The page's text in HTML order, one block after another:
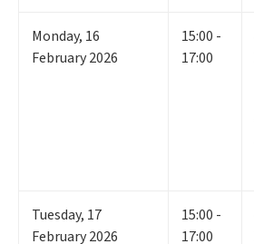
Monday, 16
February 2026
15:00 -
17:00
Tuesday, 17
February 2026
15:00 -
17:00